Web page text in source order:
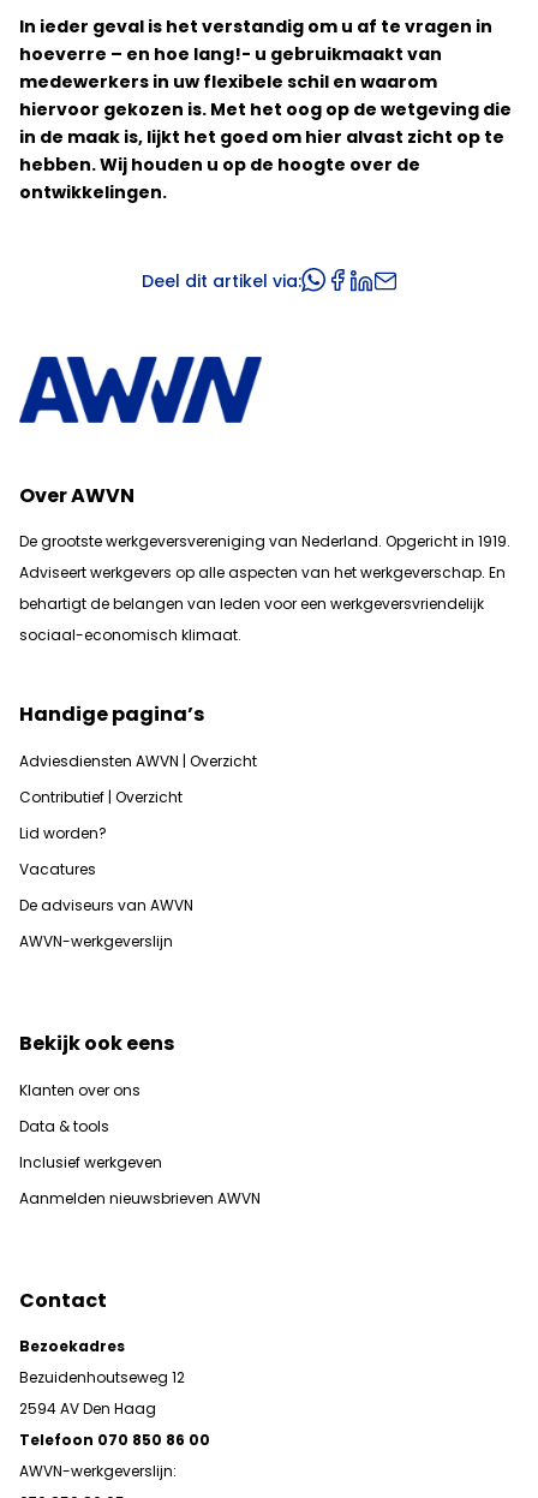
In ieder geval is het verstandig om u af te vragen in
hoeverre – en hoe lang!- u gebruikmaakt van
medewerkers in uw flexibele schil en waarom
hiervoor gekozen is. Met het oog op de wetgeving die
in de maak is, lijkt het goed om hier alvast zicht op te
hebben. Wij houden u op de hoogte over de
ontwikkelingen.
Deel dit artikel via:
Over AWVN
De grootste werkgeversvereniging van Nederland. Opgericht in 1919.
Adviseert werkgevers op alle aspecten van het werkgeverschap. En
behartigt de belangen van leden voor een werkgeversvriendelijk
sociaal-economisch klimaat.
Handige pagina’s
Adviesdiensten AWVN | Overzicht
Contributief | Overzicht
Lid worden?
Vacatures
De adviseurs van AWVN
AWVN-werkgeverslijn
Bekijk ook eens
Klanten over ons
Data & tools
Inclusief werkgeven
Aanmelden nieuwsbrieven AWVN
Contact
Bezoekadres
Bezuidenhoutseweg 12
2594 AV Den Haag
Telefoon 070 850 86 00
AWVN-werkgeverslijn: